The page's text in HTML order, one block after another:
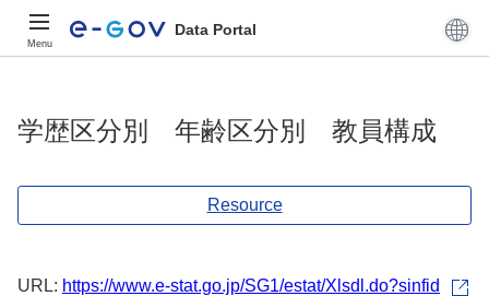
Menu
Data Portal
学歴区分別 年齢区分別 教員構成
Resource
URL: https://www.e-stat.go.jp/SG1/estat/Xlsdl.do?sinfid